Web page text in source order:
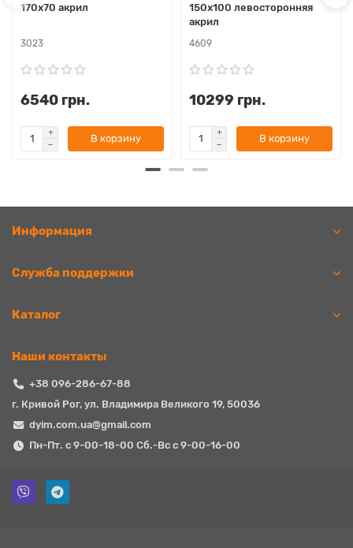
170х70 акрил
3023
6540 грн.
В корзину
150х100 левосторонняя
акрил
4609
10299 грн.
В корзину
Информация
Служба поддержки
Каталог
Наши контакты
+38 096-286-67-88
г. Кривой Рог, ул. Владимира Великого 19, 50036
dyim.com.ua@gmail.com
Пн-Пт. с 9-00-18-00 Сб.-Вс с 9-00-16-00